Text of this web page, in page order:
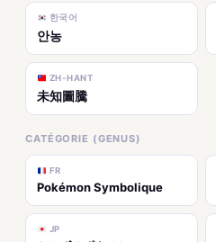
한국어
안농
ZH-HANT
未知圖騰
CATÉGORIE (GENUS)
FR
Pokémon Symbolique
JP